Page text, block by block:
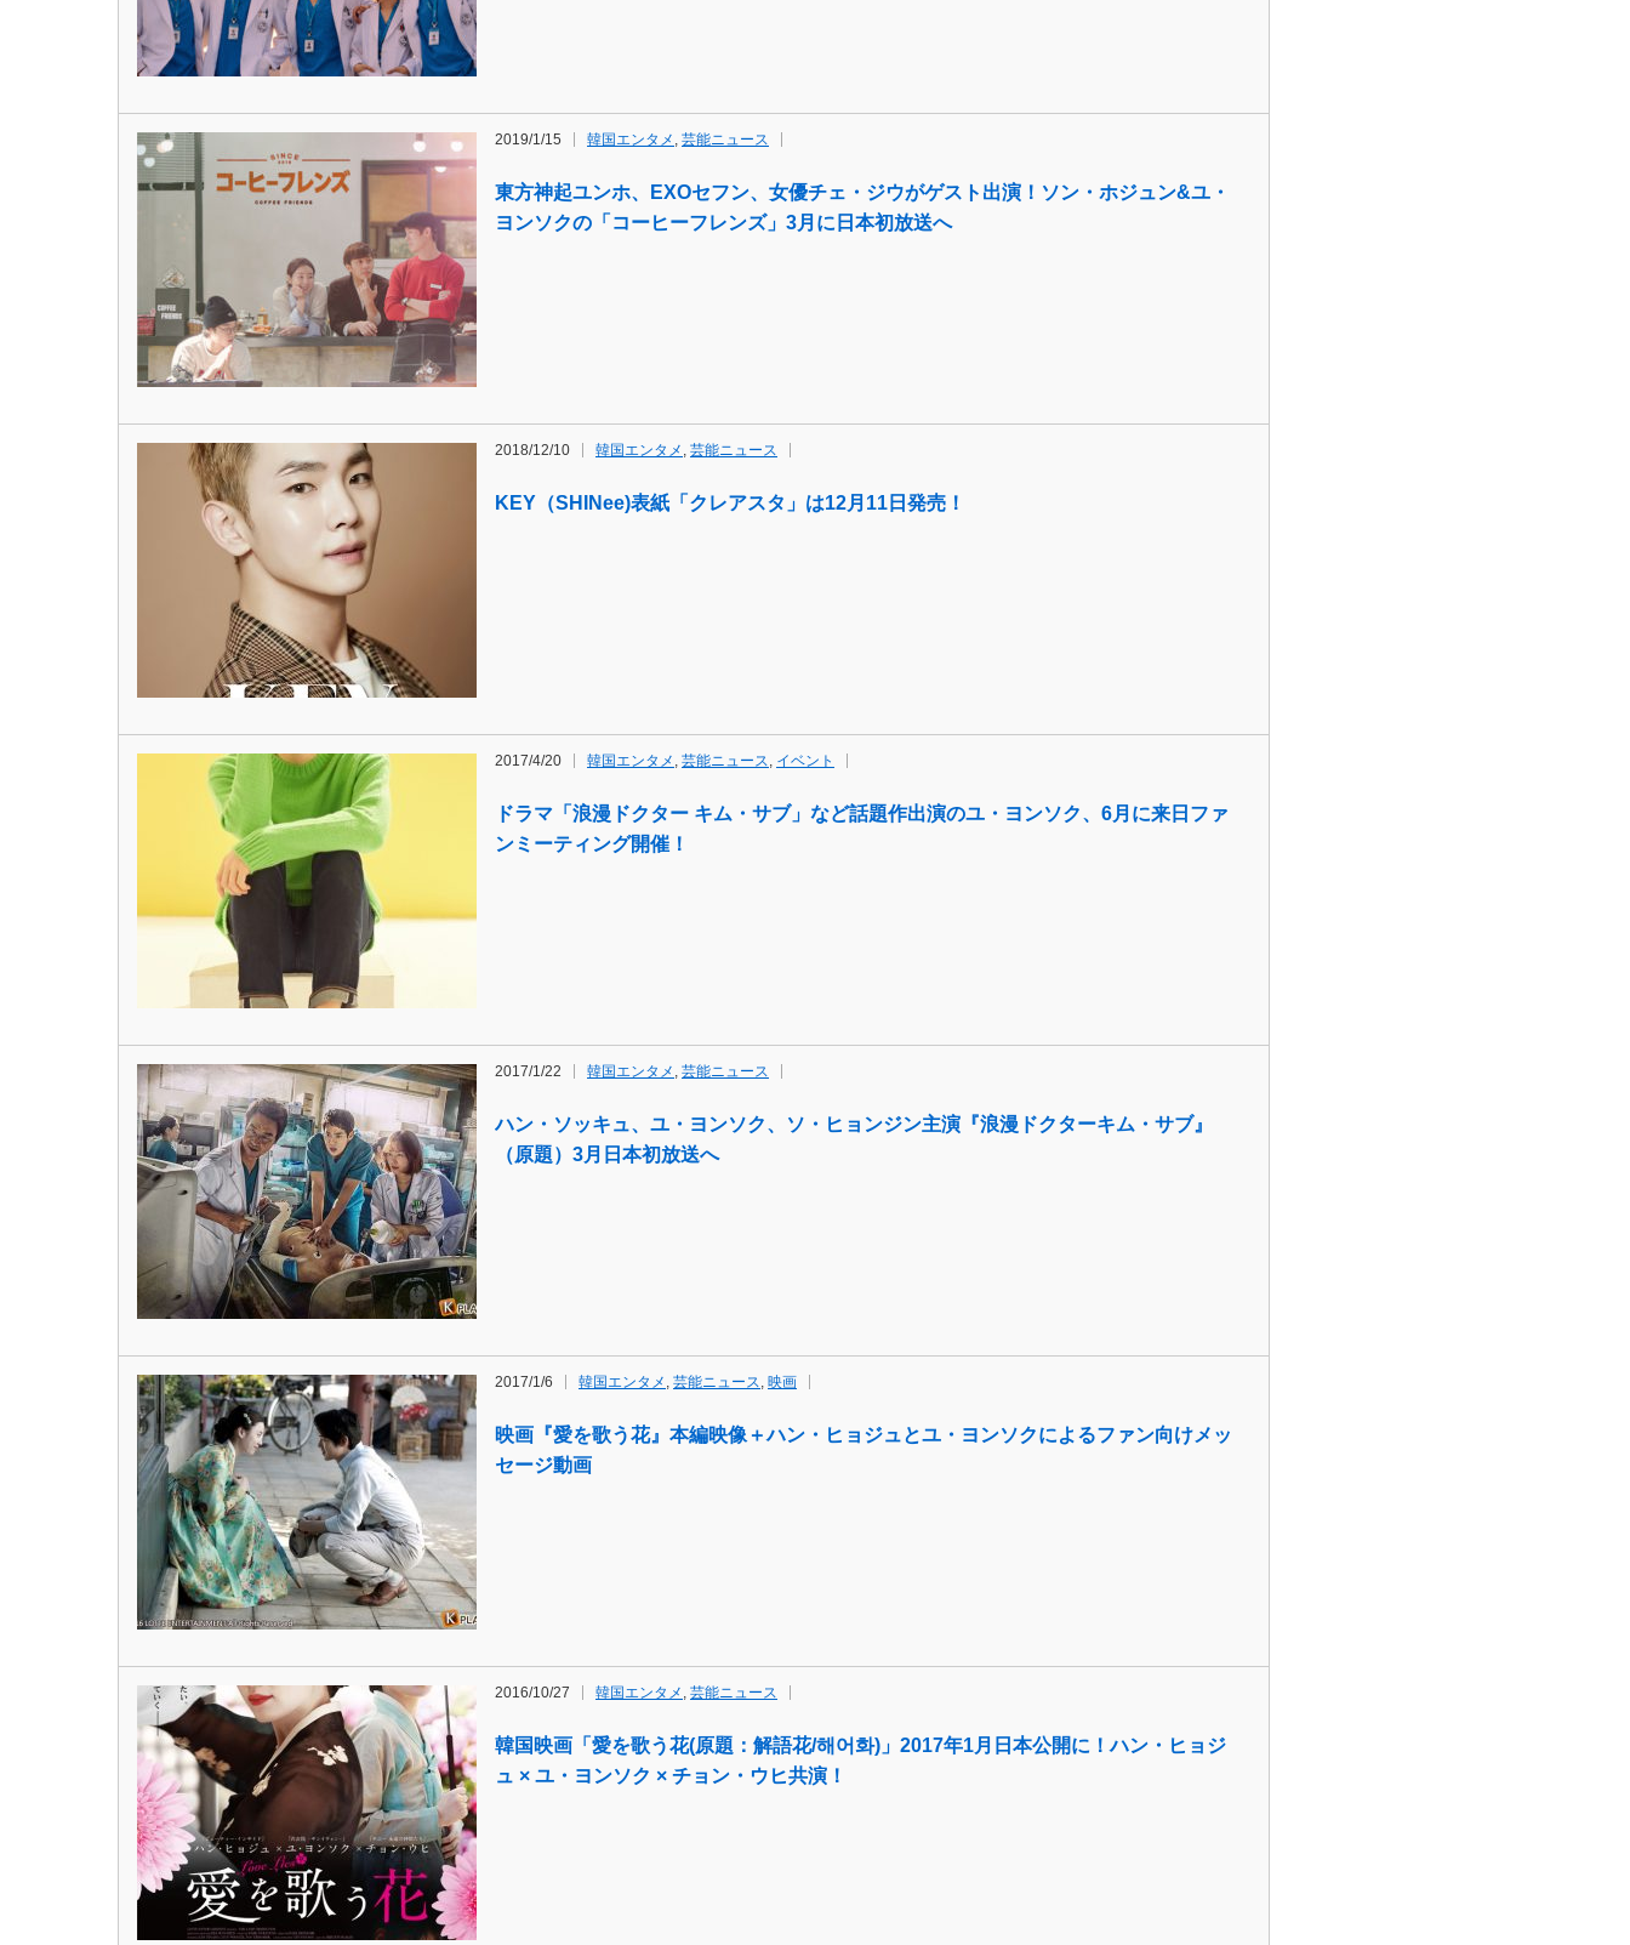
2019/1/15 韓国エンタメ , 芸能ニュース
東方神起ユンホ、EXOセフン、女優チェ・ジウがゲスト出演！ソン・ホジュン&ユ・
ヨンソクの「コーヒーフレンズ」3月に日本初放送へ
2018/12/10 韓国エンタメ , 芸能ニュース
KEY（SHINee)表紙「クレアスタ」は12月11日発売！
2017/4/20 韓国エンタメ , 芸能ニュース, イベント
ドラマ「浪漫ドクター キム・サブ」など話題作出演のユ・ヨンソク、6月に来日ファ
ンミーティング開催！
2017/1/22 韓国エンタメ , 芸能ニュース
ハン・ソッキュ、ユ・ヨンソク、ソ・ヒョンジン主演『浪漫ドクターキム・サブ』
（原題）3月日本初放送へ
2017/1/6 韓国エンタメ , 芸能ニュース, 映画
映画『愛を歌う花』本編映像＋ハン・ヒョジュとユ・ヨンソクによるファン向けメッ
セージ動画
2016/10/27 韓国エンタメ , 芸能ニュース
韓国映画「愛を歌う花(原題：解語花/해어화)」2017年1月日本公開に！ハン・ヒョジ
ュ × ユ・ヨンソク × チョン・ウヒ共演！